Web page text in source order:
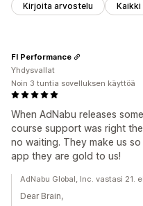
Kirjoita arvostelu
When AdNabu releases
course support was right
no waiting. They make us
app they are gold to us!
FI Performance
Yhdysvallat
Noin 3 tuntia sovelluksen käyttöä
AdNabu Global, Inc. vastasi 21.
Dear Brain,